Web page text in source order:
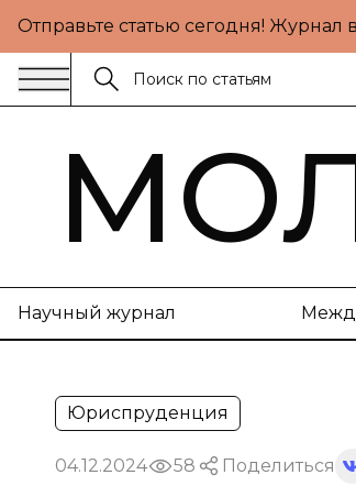
Отправьте статью сегодня! Журнал
Научный журнал
Юриспруденция
04.12.2024 58 Поделиться